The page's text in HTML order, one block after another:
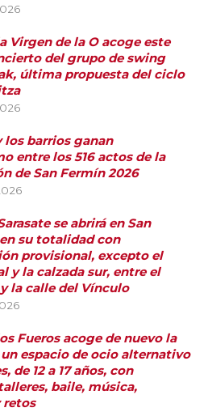
Virgen de la O acoge este
del grupo de swing
última propuesta del ciclo
los barrios ganan
entre los 516 actos de la
de San Fermín 2026
se abrirá en San
su totalidad con
provisional, excepto el
y la calzada sur, entre el
la calle del Vínculo
Fueros acoge de nuevo la
un espacio de ocio alternativo
de 12 a 17 años, con
baile, música,
retos